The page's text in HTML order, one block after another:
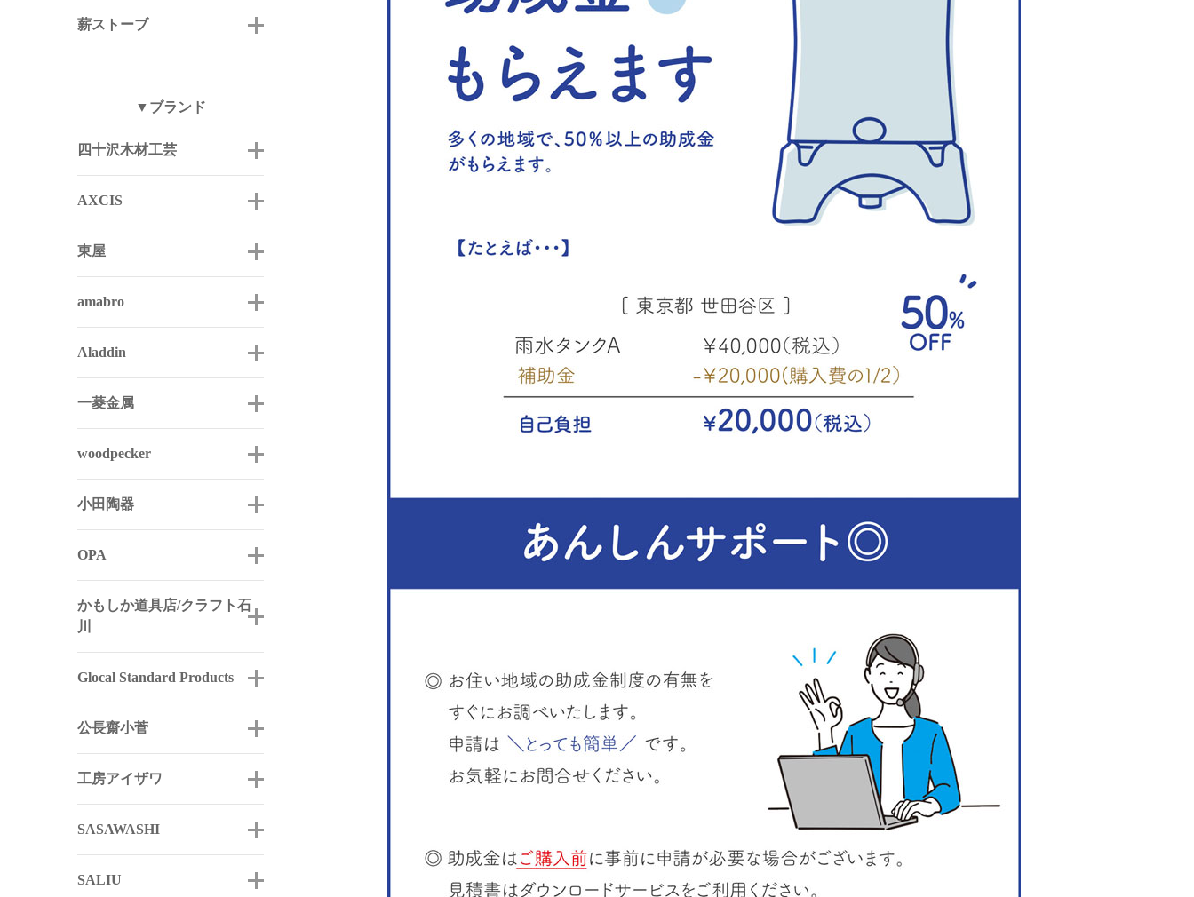
薪ストーブ
▼ブランド
四十沢木材工芸
AXCIS
東屋
amabro
Aladdin
一菱金属
woodpecker
小田陶器
OPA
かもしか道具店/クラフト石
川
Glocal Standard Products
公長齋小菅
工房アイザワ
SASAWASHI
SALIU